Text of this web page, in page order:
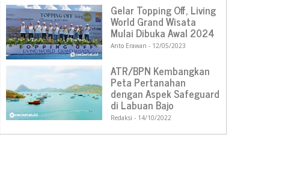
Gelar Topping Off, Living
World Grand Wisata
Mulai Dibuka Awal 2024
Anto Erawan 12/05/2023
ATR/BPN Kembangkan
Peta Pertanahan
dengan Aspek Safeguard
di Labuan Bajo
Redaksi 14/10/2022